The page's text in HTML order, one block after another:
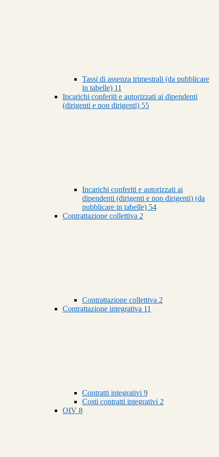
Tassi di assenza trimestrali (da pubblicare
in tabelle) 11
Incarichi conferiti e autorizzati ai dipendenti
(dirigenti e non dirigenti) 55
Incarichi conferiti e autorizzati ai
dipendenti (dirigenti e non dirigenti) (da
pubblicare in tabelle) 54
Contrattazione collettiva 2
Contrattazione collettiva 2
Contrattazione integrativa 11
Contratti integrativi 9
Costi contratti integrativi 2
OIV 8